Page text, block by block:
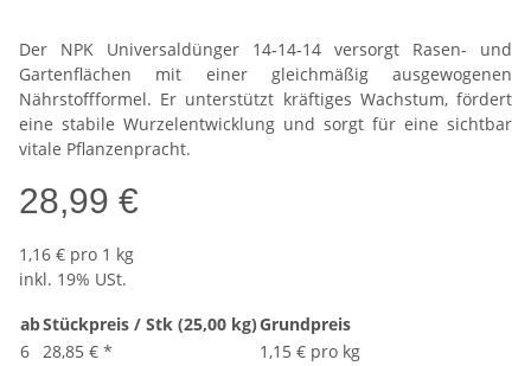
Der NPK Universaldünger 14‑14‑14 versorgt Rasen- und
Gartenflächen mit einer gleichmäßig ausgewogenen
Nährstoffformel. Er unterstützt kräftiges Wachstum, fördert
eine stabile Wurzelentwicklung und sorgt für eine sichtbar
vitale Pflanzenpracht.
28,99 €
1,16 € pro 1 kg
inkl. 19% USt.
abStückpreis / Stk (25,00 kg)Grundpreis
6 28,85 € *
1,15 € pro kg